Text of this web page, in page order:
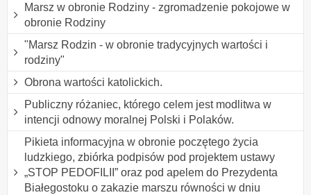
Marsz w obronie Rodziny - zgromadzenie pokojowe w
obronie Rodziny
"Marsz Rodzin - w obronie tradycyjnych wartości i
rodziny"
Obrona wartości katolickich.
Publiczny różaniec, którego celem jest modlitwa w
intencji odnowy moralnej Polski i Polaków.
Pikieta informacyjna w obronie poczętego życia
ludzkiego, zbiórka podpisów pod projektem ustawy
„STOP PEDOFILII” oraz pod apelem do Prezydenta
Białegostoku o zakazie marszu równości w dniu